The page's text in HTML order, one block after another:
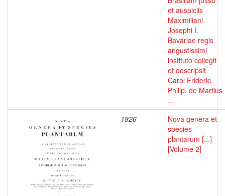
et auspiciis
Maximiliani
Josephi I.
Bavariae regis
angustissimi
instituto collegit
et descripsit
Carol Frideric.
Philip, de Martius
...
1826
Nova genera et
species
plantarum [...]
[Volume 2]